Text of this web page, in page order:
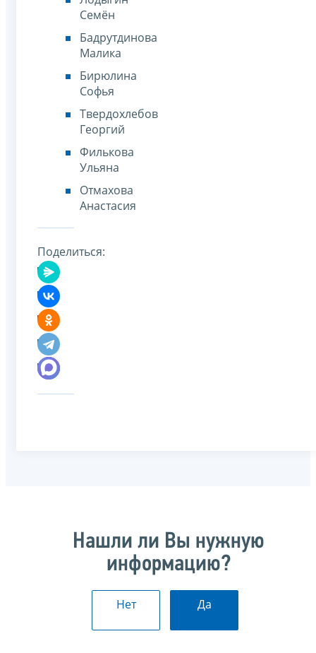
Семён
Бадрутдинова
Малика
Бирюлина
Софья
Твердохлебов
Георгий
Филькова
Ульяна
Отмахова
Анастасия
Поделиться:
Нашли ли Вы нужную
информацию?
Нет Да